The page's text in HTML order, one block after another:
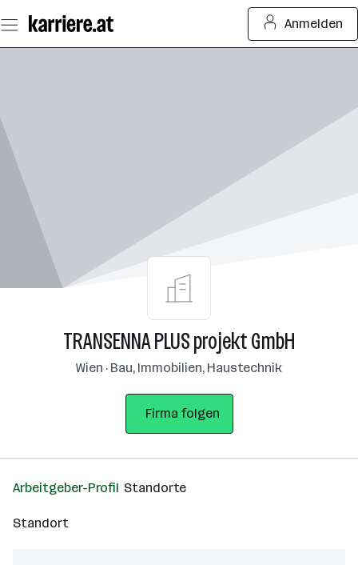
Seiteninhalt
springen
Anmelden
TRANSENNA PLUS projekt GmbH
Wien · Bau, Immobilien, Haustechnik
Firma folgen
Arbeitgeber-Profil Standorte
Standort